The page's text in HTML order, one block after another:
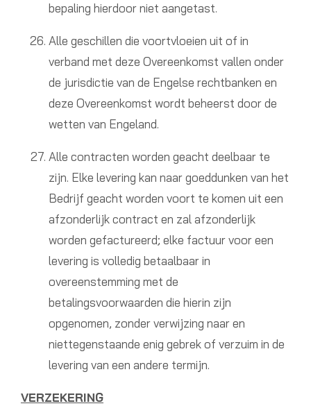
bepaling hierdoor niet aangetast.
Alle geschillen die voortvloeien uit of in
verband met deze Overeenkomst vallen onder
de jurisdictie van de Engelse rechtbanken en
deze Overeenkomst wordt beheerst door de
wetten van Engeland.
Alle contracten worden geacht deelbaar te
zijn. Elke levering kan naar goeddunken van het
Bedrijf geacht worden voort te komen uit een
afzonderlijk contract en zal afzonderlijk
worden gefactureerd; elke factuur voor een
levering is volledig betaalbaar in
overeenstemming met de
betalingsvoorwaarden die hierin zijn
opgenomen, zonder verwijzing naar en
niettegenstaande enig gebrek of verzuim in de
levering van een andere termijn.
VERZEKERING